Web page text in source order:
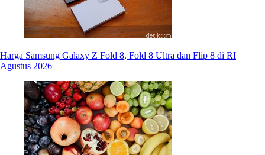
Harga Samsung Galaxy Z Fold 8, Fold 8 Ultra dan Flip 8 di RI
Agustus 2026